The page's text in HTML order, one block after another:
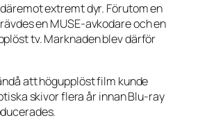
extremt dyr. Förutom en
en MUSE-avkodare och en
tv. Marknaden blev därför
att högupplöst film kunde
skivor flera år innan Blu-ray